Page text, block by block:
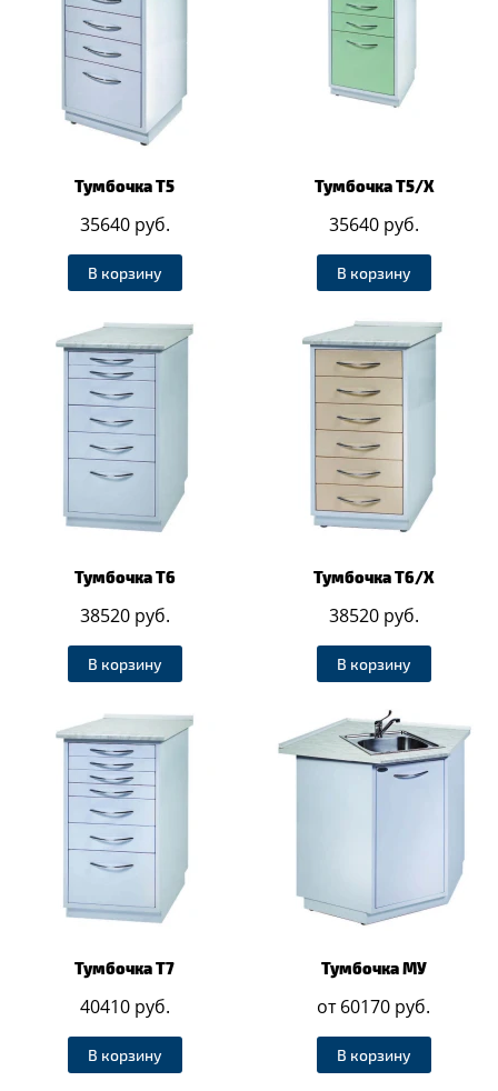
Тумбочка Т5
35640 руб.
В корзину
Тумбочка Т5/Х
35640 руб.
В корзину
Тумбочка Т6
38520 руб.
В корзину
Тумбочка Т6/Х
38520 руб.
В корзину
Тумбочка Т7
40410 руб.
В корзину
Тумбочка МУ
от 60170 руб.
В корзину